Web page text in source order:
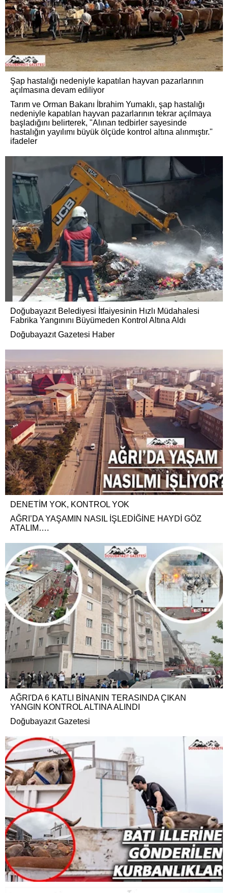
Şap hastalığı nedeniyle kapatılan hayvan pazarlarının
açılmasına devam ediliyor
Tarım ve Orman Bakanı İbrahim Yumaklı, şap hastalığı
nedeniyle kapatılan hayvan pazarlarının tekrar açılmaya
başladığını belirterek, "Alınan tedbirler sayesinde
hastalığın yayılımı büyük ölçüde kontrol altına alınmıştır."
ifadeler
Doğubayazıt Belediyesi İtfaiyesinin Hızlı Müdahalesi
Fabrika Yangınını Büyümeden Kontrol Altına Aldı
Doğubayazıt Gazetesi Haber
DENETİM YOK, KONTROL YOK
AĞRI’DA YAŞAMIN NASIL İŞLEDİĞİNE HAYDİ GÖZ
ATALIM….
AĞRI'DA 6 KATLI BİNANIN TERASINDA ÇIKAN
YANGIN KONTROL ALTINA ALINDI
Doğubayazıt Gazetesi